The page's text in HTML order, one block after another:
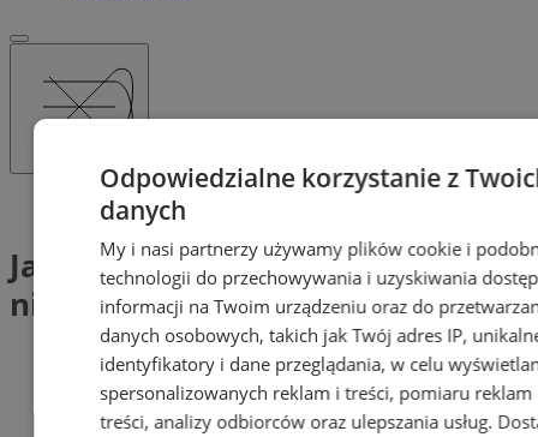
Tag: Jak negocjować cenę nieruchomości?
Jak negocjować cenę
nieruchomości? (1)
Odpowiedzialne korzystanie z
danych
My i nasi partnerzy używamy plików cookie i
technologii do przechowywania i uzyskiwania
informacji na Twoim urządzeniu oraz do
danych osobowych, takich jak Twój adres IP,
identyfikatory i dane przeglądania, w celu
spersonalizowanych reklam i treści, pomiaru reklam
treści, analizy odbiorców oraz ulepszania usług.